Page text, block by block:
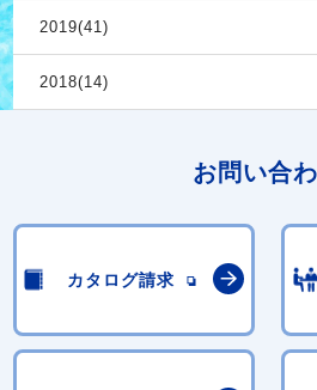
2019(41)
2018(14)
お問い合
カタログ請求